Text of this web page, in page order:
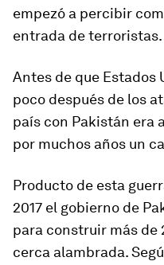
empezó a percibir
entrada de terroristas.
Antes de que Estados
poco después de los
país con Pakistán era
por muchos años un
Producto de esta
2017 el gobierno de
para construir más de
cerca alambrada.